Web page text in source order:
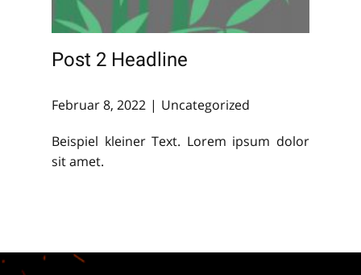
Post 2 Headline
Februar 8, 2022 Uncategorized
Beispiel kleiner Text. Lorem ipsum dolor
sit amet.